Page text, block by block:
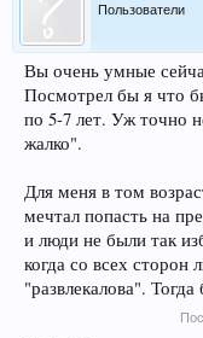
Пользователи
Вы очень умные
Посмотрел бы я что
по 5-7 лет. Уж точно
жалко".
Для меня в том
мечтал попасть на
и люди не были так
когда со всех сторон
"развлекалова".